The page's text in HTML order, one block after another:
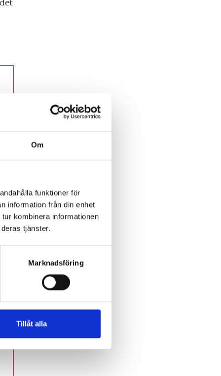
Om
funktioner för
information från din enhet
kombinera informationen
tjänster.
Marknadsföring
Tillåt alla